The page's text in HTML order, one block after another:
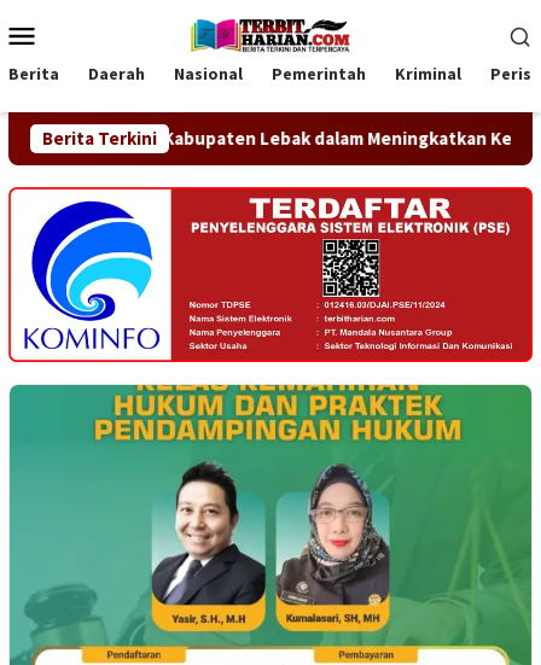
ke
kontenMobile
Berita Daerah Nasional Pemerintah Kriminal
Berita TerkiniKabupaten Lebak dalam Meningkatkan Kesadaran